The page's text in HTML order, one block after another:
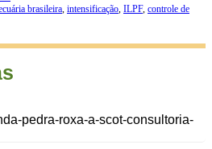
brasileira, intensificação, ILPF, controle de